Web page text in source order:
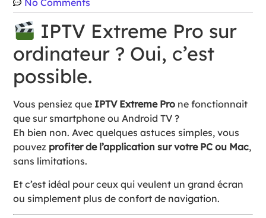
No Comments
IPTV Extreme Pro sur
ordinateur ? Oui, c’est
possible.
Vous pensiez que IPTV Extreme Pro ne fonctionnait
que sur smartphone ou Android TV ?
Eh bien non. Avec quelques astuces simples, vous
pouvez profiter de l’application sur votre PC ou Mac,
sans limitations.
Et c’est idéal pour ceux qui veulent un grand écran
ou simplement plus de confort de navigation.